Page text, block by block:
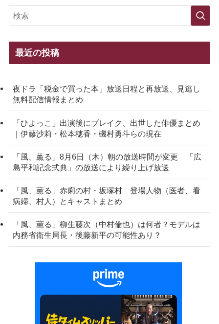
最近の投稿
夜ドラ「税金で買った本」放送日程と再放送、見逃し
無料配信情報まとめ
「ひよっこ」出演後にブレイク、出世した俳優まとめ
｜伊藤沙莉・松本穂香・磯村勇斗らの現在
「風、薫る」8月6日（木）朝の放送時間が変更 「広
島平和記念式典」の放送により繰り上げ放送
「風、薫る」赤痢の村・坂塚村 登場人物（医者、看
病婦、村人）とキャストまとめ
「風、薫る」柳生藤次（中村倫也）は何者？モデルは
内務省衛生局長・後藤新平の可能性あり？